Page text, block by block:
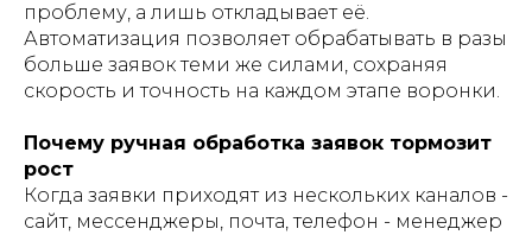
проблему, а лишь откладывает её.
Автоматизация позволяет обрабатывать в разы
больше заявок теми же силами, сохраняя
скорость и точность на каждом этапе воронки.
Почему ручная обработка заявок тормозит
рост
Когда заявки приходят из нескольких каналов -
сайт, мессенджеры, почта, телефон - менеджер